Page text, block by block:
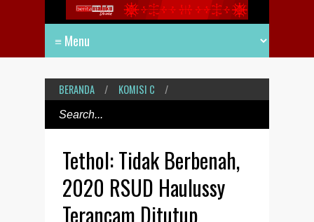
BERANDA / KOMISI C /
Tethol: Tidak Berbenah,
2020 RSUD Haulussy
Terancam Ditutup